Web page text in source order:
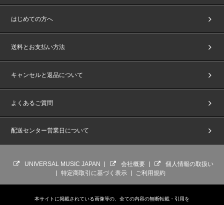
はじめての方へ
送料とお支払い方法
キャンセルと返品について
よくあるご質問
配送センター営業日について
UNIVERSAL MUSIC JAPAN 会社概要
個人情報の取扱い
特定商取引に基づく表示
ご利用規約
本サイトに掲載されている画像等の、全ての内容の無断転載・引用を